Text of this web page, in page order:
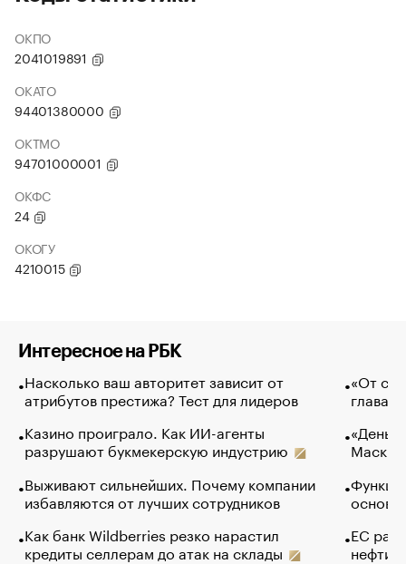
ОКПО
2041019891
ОКАТО
94401380000
ОКТМО
94701000001
ОКФС
24
ОКОГУ
4210015
Интересное на РБК
Насколько ваш авторитет зависит от
атрибутов престижа? Тест для лидеров
Казино проиграло. Как ИИ-агенты
разрушают букмекерскую индустрию
Выживают сильнейших. Почему компании
избавляются от лучших сотрудников
Как банк Wildberries резко нарастил
кредиты селлерам до атак на склады
«От
глава
Маск в
основ
ЕС
нефти